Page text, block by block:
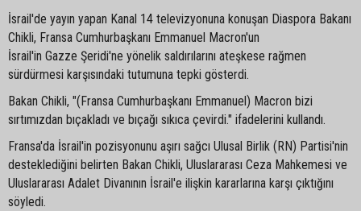
İsrail'de yayın yapan Kanal 14 televizyonuna konuşan Diaspora Bakanı
Chikli, Fransa Cumhurbaşkanı Emmanuel Macron'un
İsrail'in Gazze Şeridi'ne yönelik saldırılarını ateşkese rağmen
sürdürmesi karşısındaki tutumuna tepki gösterdi.
Bakan Chikli, "(Fransa Cumhurbaşkanı Emmanuel) Macron bizi
sırtımızdan bıçakladı ve bıçağı sıkıca çevirdi." ifadelerini kullandı.
Fransa'da İsrail'in pozisyonunu aşırı sağcı Ulusal Birlik (RN) Partisi'nin
desteklediğini belirten Bakan Chikli, Uluslararası Ceza Mahkemesi ve
Uluslararası Adalet Divanının İsrail'e ilişkin kararlarına karşı çıktığını
söyledi.